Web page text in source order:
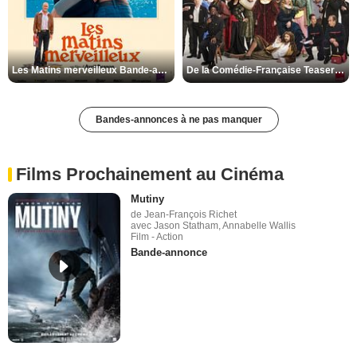
Les Matins merveilleux Bande-annonce VF De la Comédie-Française Teaser VF
Bandes-annonces à ne pas manquer
Films Prochainement au Cinéma
Mutiny
de Jean-François Richet
avec Jason Statham, Annabelle Wallis
Film - Action
Bande-annonce